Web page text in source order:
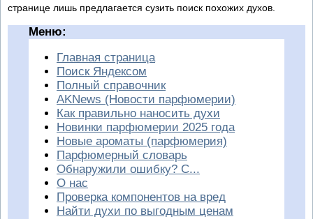
странице лишь предлагается сузить поиск похожих духов.
Меню:
Главная страница
Поиск Яндексом
Полный справочник
AKNews (Новости парфюмерии)
Как правильно наносить духи
Новинки парфюмерии 2025 года
Новые ароматы (парфюмерия)
Парфюмерный словарь
Обнаружили ошибку? С...
О нас
Проверка компонентов на вред
Найти духи по выгодным ценам